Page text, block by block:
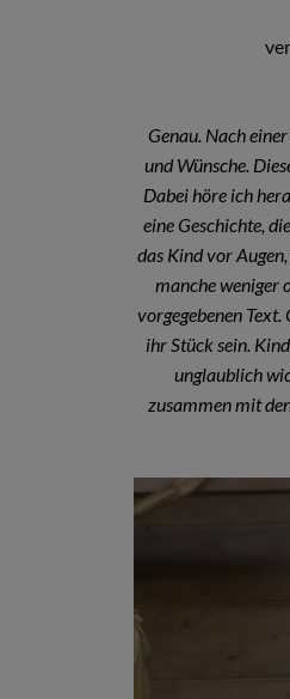
Genau. Nach
und Wünsche.
Dabei höre ich
eine Geschichte,
das Kind vor
manche weniger
vorgegebenen
ihr Stück sein.
unglaublich
zusammen mit